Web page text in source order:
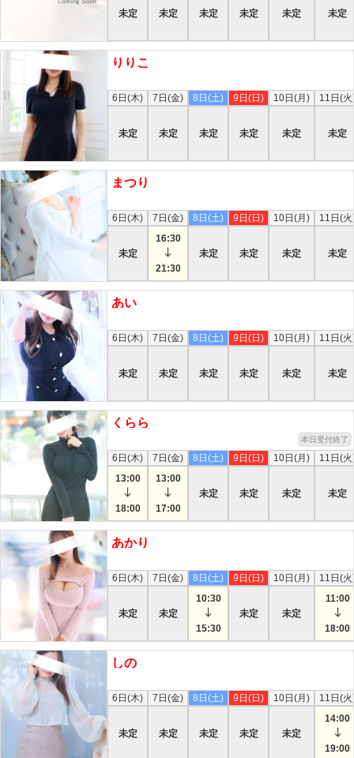
未定 未定 未定 未定 未定 未定
りりこ
6日(木)
未定
7日(金)
未定
8日(土)
未定
9日(日)
未定
10日(月)
未定
11日(
未定
まつり
6日(木)
未定
7日(金)
16:30
21:30
8日(土)
未定
9日(日)
未定
10日(月)
未定
11日(
未定
あい
6日(木)
未定
7日(金)
未定
8日(土)
未定
9日(日)
未定
10日(月)
未定
11日(
未定
くらら
本日受付終了
6日(木)
13:00
18:00
7日(金)
13:00
17:00
8日(土)
未定
9日(日)
未定
10日(月)
未定
11日(
未定
あかり
6日(木)
未定
7日(金)
未定
8日(土)
10:30
15:30
9日(日)
未定
10日(月)
未定
11日(
11:00
18:00
しの
6日(木)
未定
7日(金)
未定
8日(土)
未定
9日(日)
未定
10日(月)
未定
11日(
14:00
19:00